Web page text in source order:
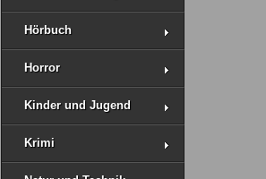
Hörbuch
Horror
Kinder und Jugend
Krimi